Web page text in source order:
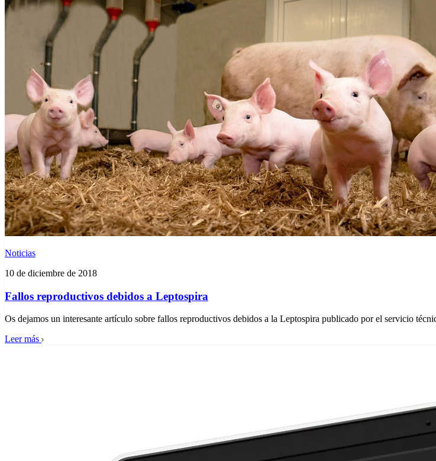
Noticias
10 de diciembre de 2018
Fallos reproductivos debidos a Leptospira
Os dejamos un interesante artículo sobre fallos reproductivos debidos a la Leptospira publicado por el servicio
Leer más